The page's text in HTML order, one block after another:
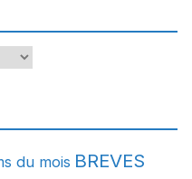
du mois BREVES